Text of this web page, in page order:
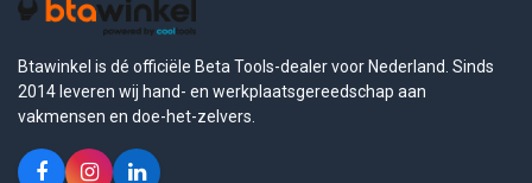
Btawinkel is dé officiële Beta Tools-dealer voor Nederland. Sinds
2014 leveren wij hand- en werkplaatsgereedschap aan
vakmensen en doe-het-zelvers.